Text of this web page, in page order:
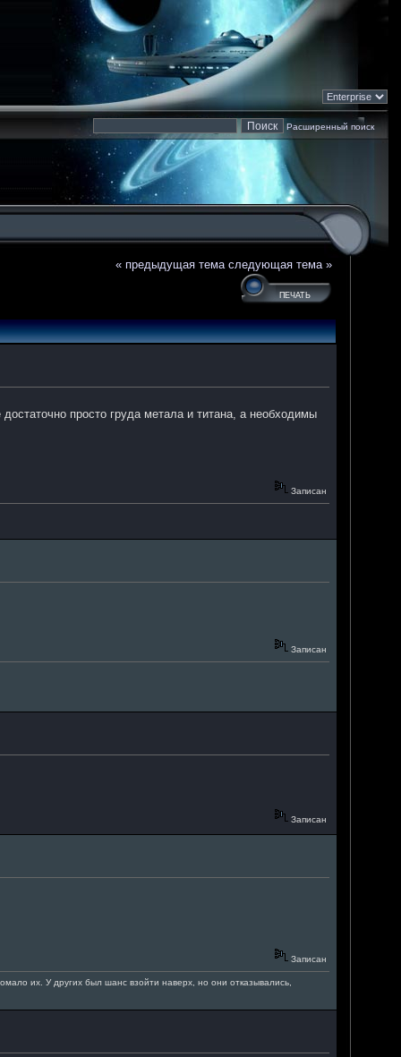
Расширенный поиск
« предыдущая тема следующая тема »
ПЕЧАТЬ
просто груда метала и титана, а необходимы
Записан
Записан
Записан
Записан
их. У других был шанс взойти наверх, но они отказывались,